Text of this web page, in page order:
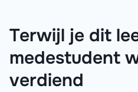
Terwijl je dit
medestudent
verdiend